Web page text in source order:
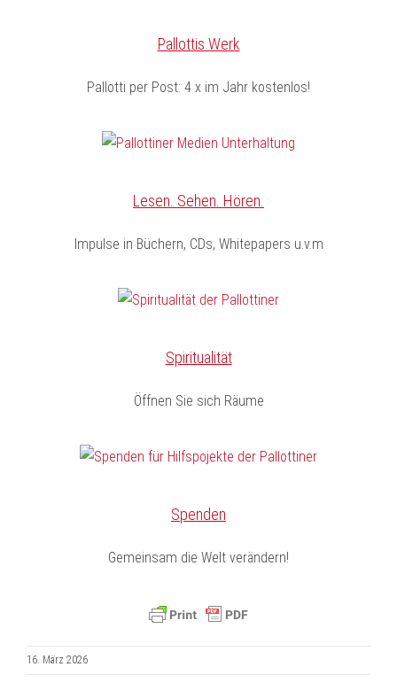
Pallottis Werk
Pallotti per Post: 4 x im Jahr kostenlos!
Lesen. Sehen. Hören.
Impulse in Büchern, CDs, Whitepapers u.v.m
Spiritualität
Öffnen Sie sich Räume
Spenden
Gemeinsam die Welt verändern!
16. März 2026